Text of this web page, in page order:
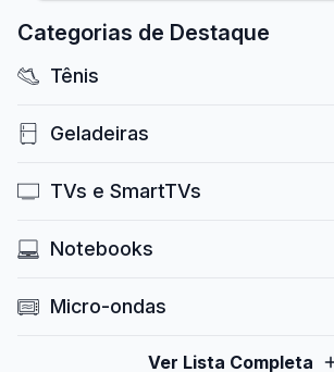
Categorias de Destaque
Tênis
Geladeiras
TVs e SmartTVs
Notebooks
Micro-ondas
Ver Lista Completa